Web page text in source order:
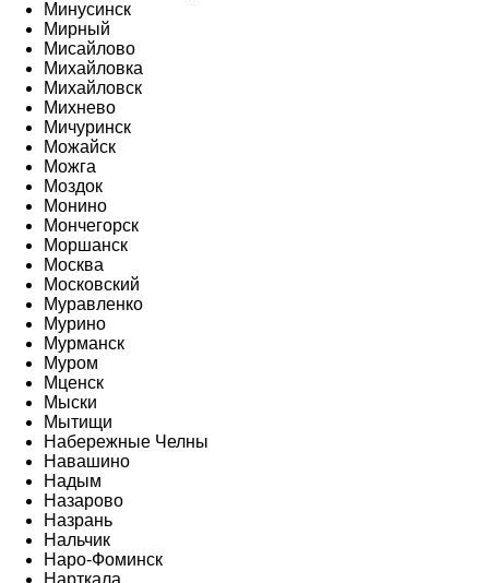
Минусинск
Мирный
Мисайлово
Михайловка
Михайловск
Михнево
Мичуринск
Можайск
Можга
Моздок
Монино
Мончегорск
Моршанск
Москва
Московский
Муравленко
Мурино
Мурманск
Муром
Мценск
Мыски
Мытищи
Набережные Челны
Навашино
Надым
Назарово
Назрань
Нальчик
Наро-Фоминск
Нарткала